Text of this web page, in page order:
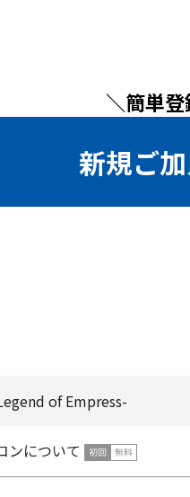
＼簡単
新規ご
of Empress-
ンについて